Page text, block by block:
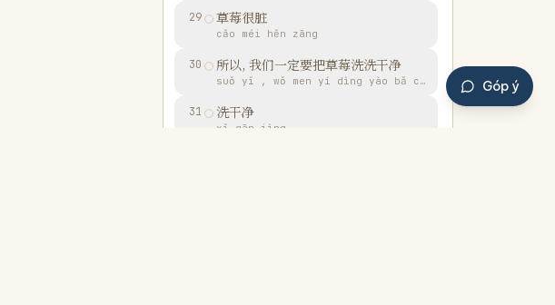
29 草莓很脏
cǎo méi hěn zāng
30 所以, 我们一定要把草莓洗洗干净
suǒ yǐ , wǒ men yí dìng yào bǎ cǎo méi xǐ xǐ gān jìng
31 洗干净
xǐ gān jìng
Góp ý